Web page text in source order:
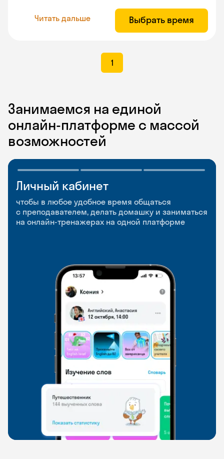
Читать дальше Выбрать время
1
Занимаемся на единой
онлайн-платформе с массой
возможностей
Личный кабинет
чтобы в любое удобное время общаться
с преподавателем, делать домашку и заниматься
на онлайн-тренажерах на одной платформе
Мобильное
приложение
чтобы заниматься и изучать новые слова где
и когда удобно
Разговорные клубы
и Talks
Групповые занятия для разговорной практики
и индивидуальные встречи с преподавателями